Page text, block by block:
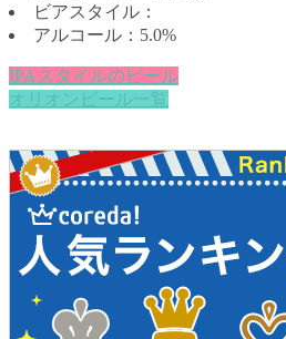
ビアスタイル：
アルコール：5.0%
IPAスタイルのビール
オリオンビール一覧